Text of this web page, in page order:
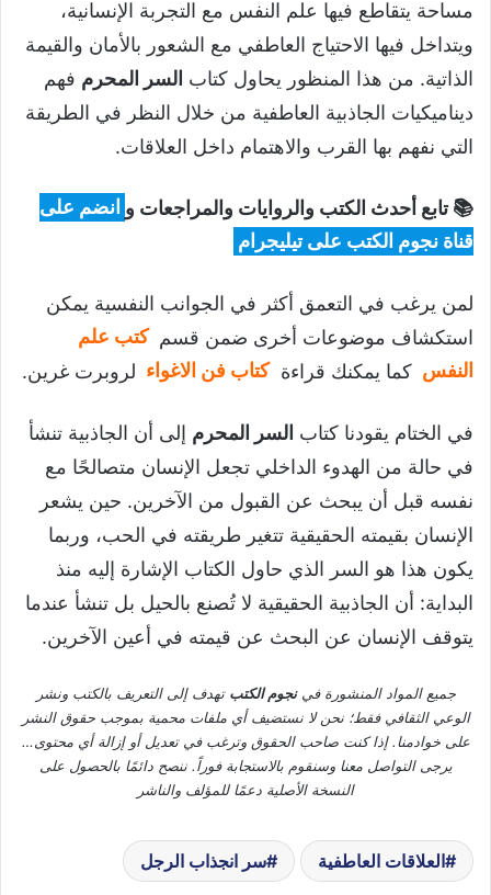
مساحة يتقاطع فيها علم النفس مع التجربة الإنسانية،
ويتداخل فيها الاحتياج العاطفي مع الشعور بالأمان والقيمة
الذاتية. من هذا المنظور يحاول كتاب السر المحرم فهم
ديناميكيات الجاذبية العاطفية من خلال النظر في الطريقة
التي نفهم بها القرب والاهتمام داخل العلاقات.
📚 تابع أحدث الكتب والروايات والمراجعات و انضم على
قناة نجوم الكتب على تيليجرام
لمن يرغب في التعمق أكثر في الجوانب النفسية يمكن
استكشاف موضوعات أخرى ضمن قسم كتب علم
النفس كما يمكنك قراءة كتاب فن الاغواء لروبرت غرين.
في الختام يقودنا كتاب السر المحرم إلى أن الجاذبية تنشأ
في حالة من الهدوء الداخلي تجعل الإنسان متصالحًا مع
نفسه قبل أن يبحث عن القبول من الآخرين. حين يشعر
الإنسان بقيمته الحقيقية تتغير طريقته في الحب، وربما
يكون هذا هو السر الذي حاول الكتاب الإشارة إليه منذ
البداية: أن الجاذبية الحقيقية لا تُصنع بالحيل بل تنشأ عندما
يتوقف الإنسان عن البحث عن قيمته في أعين الآخرين.
جميع المواد المنشورة فينجوم الكتب تهدف إلى التعريف بالكتب ونشر
الوعي الثقافي فقط؛ نحن لا نستضيف أي ملفات محمية بموجب حقوق النشر
على خوادمنا. إذا كنت صاحب الحقوق وترغب في تعديل أو إزالة أي محتوى…
يرجى التواصل معنا وسنقوم بالاستجابة فوراً. ننصح دائمًا بالحصول على
النسخة الأصلية دعمًا للمؤلف والناشر
العلاقات العاطفية سر انجذاب الرجل